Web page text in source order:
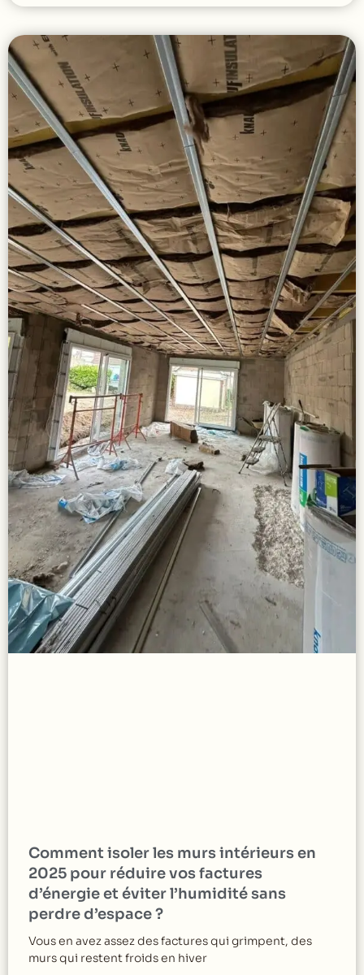
Comment isoler les murs intérieurs en
2025 pour réduire vos factures
d’énergie et éviter l’humidité sans
perdre d’espace ?
Vous en avez assez des factures qui grimpent, des
murs qui restent froids en hiver